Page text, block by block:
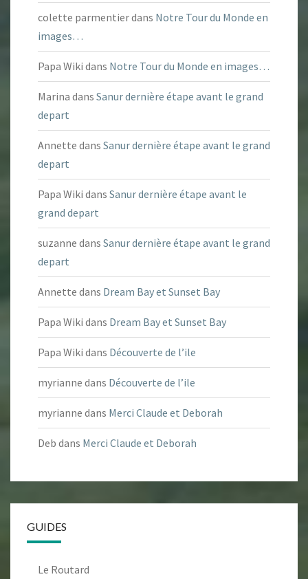
colette parmentierdans Notre Tour du Monde en
images…
Papa Wiki dans Notre Tour du Monde en images…
Marina dans Sanur dernière étape avant le grand
depart
Annette dans Sanur dernière étape avant le grand
depart
Papa Wiki dans Sanur dernière étape avant le
grand depart
suzanne dans Sanur dernière étape avant le grand
depart
Annette dans Dream Bay et Sunset Bay
Papa Wiki dans Dream Bay et Sunset Bay
Papa Wiki dans Découverte de l’ile
myrianne dans Découverte de l’ile
myrianne dans Merci Claude et Deborah
Deb dans Merci Claude et Deborah
GUIDES
Le Routard